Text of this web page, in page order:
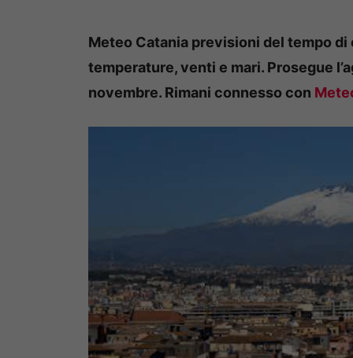
Meteo Catania previsioni del tempo
temperature, venti e mari. Prosegue
novembre. Rimani connesso con